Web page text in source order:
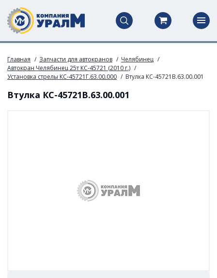
Главная Запчасти для автокранов
Челябинец
Автокран Челябинец 25т КС-45721 (2010 г.)
Установка стрелы КС-45721Г.63.00.000
Втулка КС-45721В.63.00.001
Втулка КС-45721В.63.00.001